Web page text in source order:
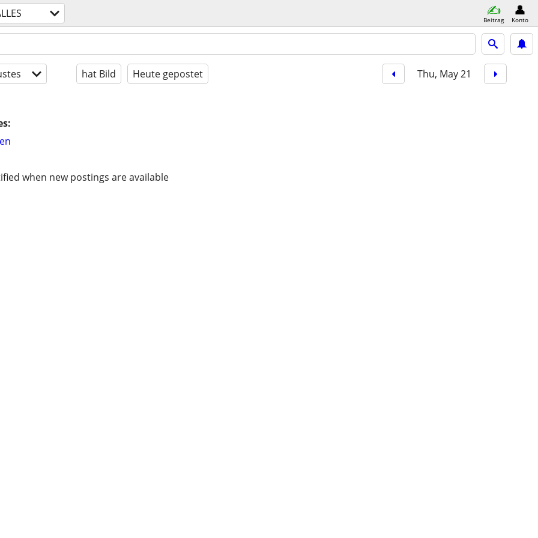
Beitrag Konto
hat Bild Heute gepostet Thu, May 21
when new postings are available